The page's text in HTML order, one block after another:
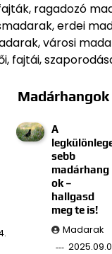
ragadozó
erdei
városi
fajtái,
Madárhangok
A
sebb
madárhang
ok –
hallgasd
meg te is!
Madarak